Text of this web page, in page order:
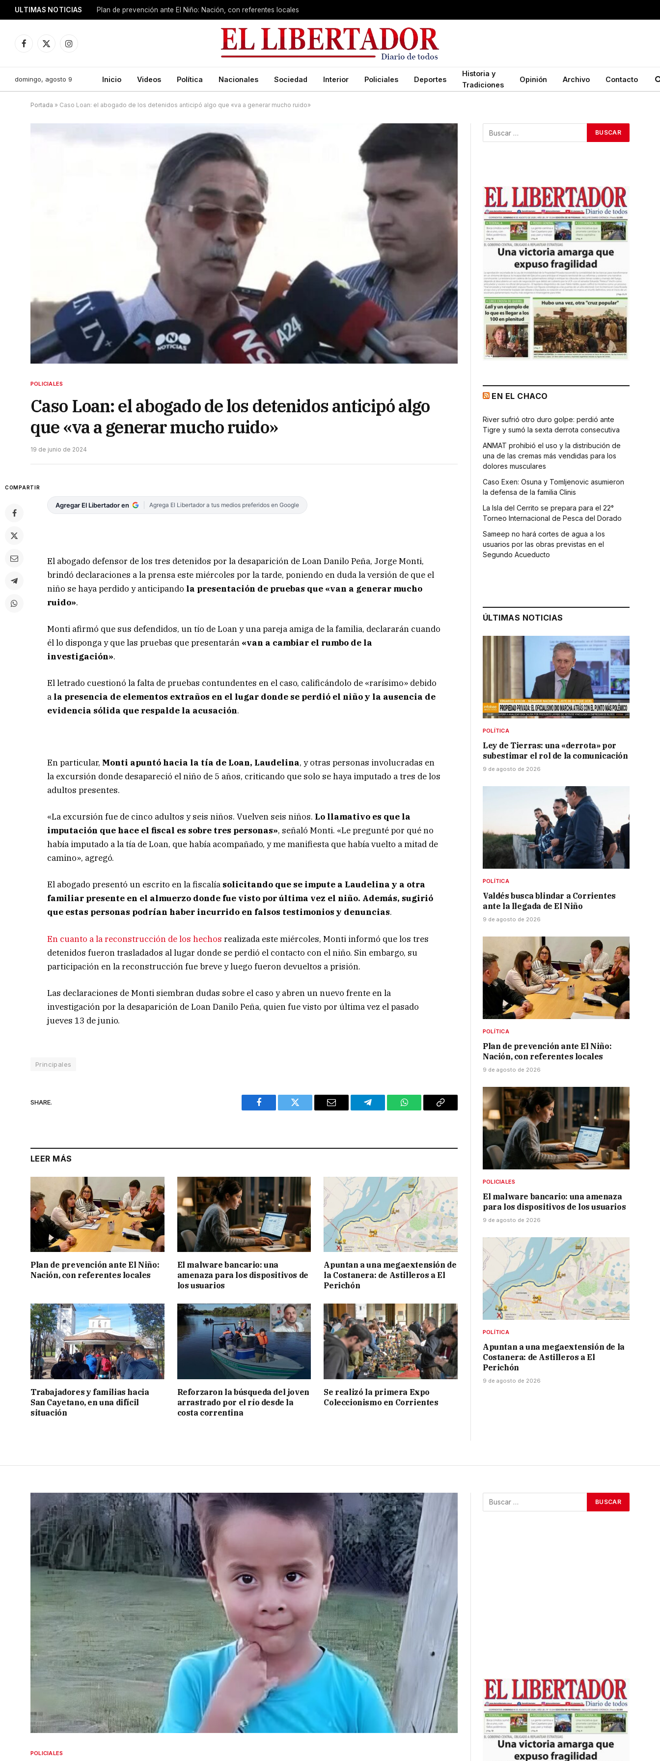
ULTIMAS NOTICIAS Plan de prevención ante El Niño: Nación, con referentes locales
Facebook
X
Instagram
domingo, agosto 9 Inicio Videos Política Nacionales Sociedad Interior Policiales Deportes
Historia y
Tradiciones
Opinión Archivo Contacto
Portada » Caso Loan: el abogado de los detenidos anticipó algo que «va a generar mucho ruido»
POLICIALES
Caso Loan: el abogado de los detenidos anticipó algo
que «va a generar mucho ruido»
19 de junio de 2024
COMPARTIR
Agregar El Libertador en Agrega El Libertador a tus medios preferidos en Google
El abogado defensor de los tres detenidos por la desaparición de Loan Danilo Peña, Jorge Monti,
brindó declaraciones a la prensa este miércoles por la tarde, poniendo en duda la versión de que el
niño se haya perdido y anticipando la presentación de pruebas que «van a generar mucho
ruido».
Monti afirmó que sus defendidos, un tío de Loan y una pareja amiga de la familia, declararán cuando
él lo disponga y que las pruebas que presentarán «van a cambiar el rumbo de la
investigación».
El letrado cuestionó la falta de pruebas contundentes en el caso, calificándolo de «rarísimo» debido
a la presencia de elementos extraños en el lugar donde se perdió el niño y la ausencia de
evidencia sólida que respalde la acusación.
En particular, Monti apuntó hacia la tía de Loan, Laudelina, y otras personas involucradas en
la excursión donde desapareció el niño de 5 años, criticando que solo se haya imputado a tres de los
adultos presentes.
«La excursión fue de cinco adultos y seis niños. Vuelven seis niños. Lo llamativo es que la
imputación que hace el fiscal es sobre tres personas», señaló Monti. «Le pregunté por qué no
había imputado a la tía de Loan, que había acompañado, y me manifiesta que había vuelto a mitad de
camino», agregó.
El abogado presentó un escrito en la fiscalía solicitando que se impute a Laudelina y a otra
familiar presente en el almuerzo donde fue visto por última vez el niño. Además, sugirió
que estas personas podrían haber incurrido en falsos testimonios y denuncias.
En cuanto a la reconstrucción de los hechosrealizada este miércoles, Monti informó que los tres
detenidos fueron trasladados al lugar donde se perdió el contacto con el niño. Sin embargo, su
participación en la reconstrucción fue breve y luego fueron devueltos a prisión.
Las declaraciones de Monti siembran dudas sobre el caso y abren un nuevo frente en la
investigación por la desaparición de Loan Danilo Peña, quien fue visto por última vez el pasado
jueves 13 de junio.
Principales
SHARE.
Facebook Twitter Email Telegram WhatsAppCopy
LEER MÁS
Plan de prevención ante El Niño:
Nación, con referentes locales
El malware bancario: una
amenaza para los dispositivos de
los usuarios
Apuntan a una megaextensión de
la Costanera: de Astilleros a El
Perichón
Trabajadores y familias hacia
San Cayetano, en una difícil
situación
Reforzaron la búsqueda del joven
arrastrado por el río desde la
costa correntina
Se realizó la primera Expo
Coleccionismo en Corrientes
EN EL CHACO
River sufrió otro duro golpe: perdió ante
Tigre y sumó la sexta derrota consecutiva
ANMAT prohibió el uso y la distribución de
una de las cremas más vendidas para los
dolores musculares
Caso Exen: Osuna y Tomljenovic asumieron
la defensa de la familia Clinis
La Isla del Cerrito se prepara para el 22°
Torneo Internacional de Pesca del Dorado
Sameep no hará cortes de agua a los
usuarios por las obras previstas en el
Segundo Acueducto
ÚLTIMAS NOTICIAS
POLÍTICA
Ley de Tierras: una «derrota» por
subestimar el rol de la comunicación
9 de agosto de 2026
POLÍTICA
Valdés busca blindar a Corrientes
ante la llegada de El Niño
9 de agosto de 2026
POLÍTICA
Plan de prevención ante El Niño:
Nación, con referentes locales
9 de agosto de 2026
POLICIALES
El malware bancario: una amenaza
para los dispositivos de los usuarios
9 de agosto de 2026
POLÍTICA
Apuntan a una megaextensión de la
Costanera: de Astilleros a El
Perichón
9 de agosto de 2026
POLICIALES